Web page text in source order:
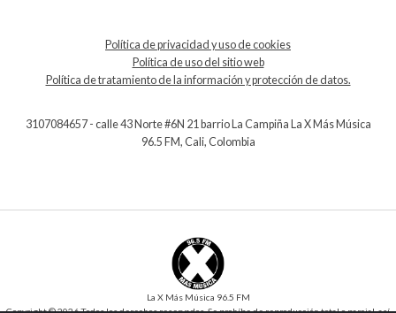
Política de privacidad y uso de cookies
Política de uso del sitio web
Política de tratamiento de la información y protección de datos.
3107084657 - calle 43 Norte #6N 21 barrio La Campiña La X Más Música
96.5 FM, Cali, Colombia
La X Más Música 96.5 FM